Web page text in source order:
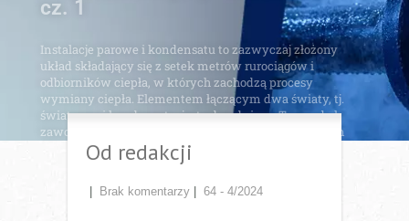
Przejdź do artykułu
Od redakcji
Brak komentarzy 64 - 4/2024